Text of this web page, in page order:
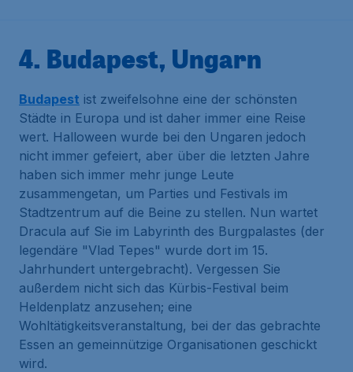
4. Budapest, Ungarn
Budapest ist zweifelsohne eine der schönsten
Städte in Europa und ist daher immer eine Reise
wert. Halloween wurde bei den Ungaren jedoch
nicht immer gefeiert, aber über die letzten Jahre
haben sich immer mehr junge Leute
zusammengetan, um Parties und Festivals im
Stadtzentrum auf die Beine zu stellen. Nun wartet
Dracula auf Sie im Labyrinth des Burgpalastes (der
legendäre "Vlad Tepes" wurde dort im 15.
Jahrhundert untergebracht). Vergessen Sie
außerdem nicht sich das Kürbis-Festival beim
Heldenplatz anzusehen; eine
Wohltätigkeitsveranstaltung, bei der das gebrachte
Essen an gemeinnützige Organisationen geschickt
wird.